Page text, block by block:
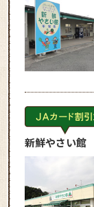
新鮮やさい